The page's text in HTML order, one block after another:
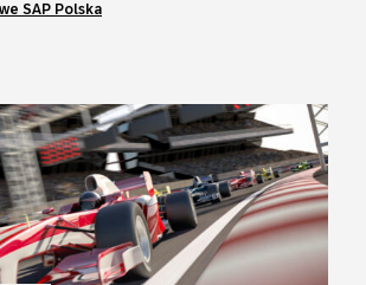
SAP Polska